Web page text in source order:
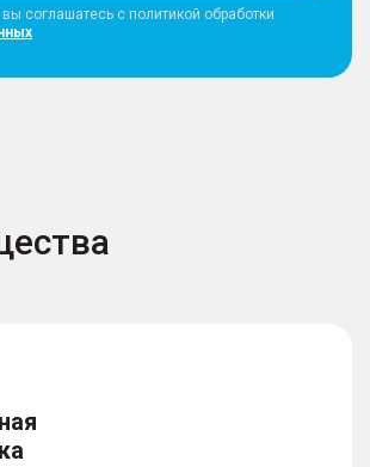
соглашатесь с политикой обработки